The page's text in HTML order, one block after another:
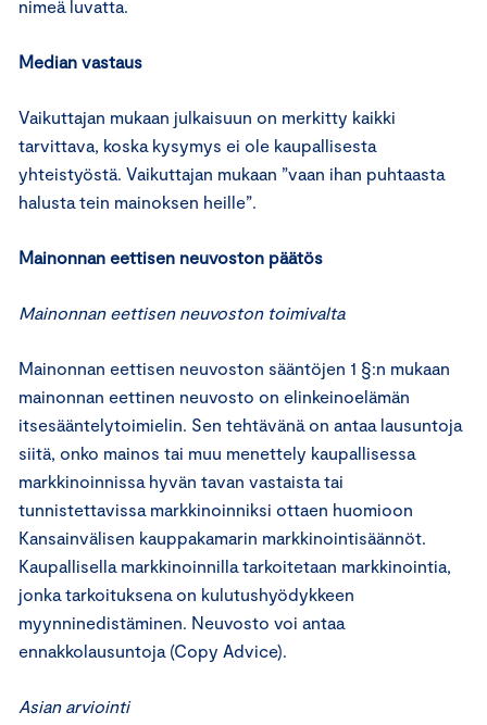
nimeä luvatta.
Median vastaus
Vaikuttajan mukaan julkaisuun on merkitty kaikki
tarvittava, koska kysymys ei ole kaupallisesta
yhteistyöstä. Vaikuttajan mukaan ”vaan ihan puhtaasta
halusta tein mainoksen heille”.
Mainonnan eettisen neuvoston päätös
Mainonnan eettisen neuvoston toimivalta
Mainonnan eettisen neuvoston sääntöjen 1 §:n mukaan
mainonnan eettinen neuvosto on elinkeinoelämän
itsesääntelytoimielin. Sen tehtävänä on antaa lausuntoja
siitä, onko mainos tai muu menettely kaupallisessa
markkinoinnissa hyvän tavan vastaista tai
tunnistettavissa markkinoinniksi ottaen huomioon
Kansainvälisen kauppakamarin markkinointisäännöt.
Kaupallisella markkinoinnilla tarkoitetaan markkinointia,
jonka tarkoituksena on kulutushyödykkeen
myynninedistäminen. Neuvosto voi antaa
ennakkolausuntoja (Copy Advice).
Asian arviointi